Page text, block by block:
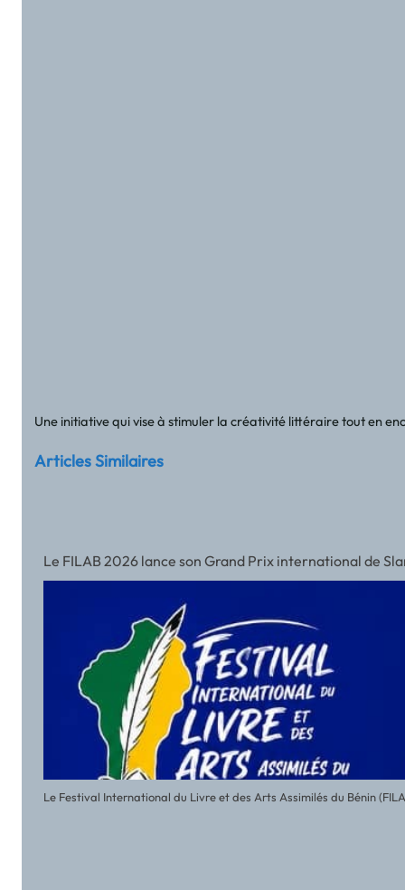
Une initiative qui vise à stimuler la créativité littéraire tout en
Articles Similaires
Le FILAB 2026 lance son Grand Prix international de
Le Festival International du Livre et des Arts Assimilés du Bénin